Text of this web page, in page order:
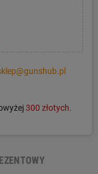
300 złotych.